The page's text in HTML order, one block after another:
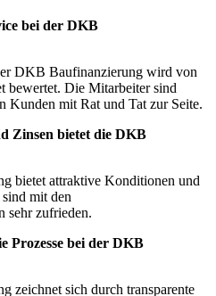
bei der DKB
DKB Baufinanzierung wird von
bewertet. Die Mitarbeiter sind
Kunden mit Rat und Tat zur Seite.
Zinsen bietet die DKB
bietet attraktive Konditionen und
mit den
sehr zufrieden.
Prozesse bei der DKB
zeichnet sich durch transparente